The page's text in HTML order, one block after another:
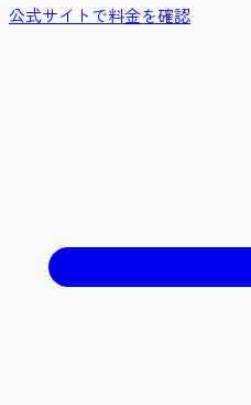
公式サイトで料金を確認